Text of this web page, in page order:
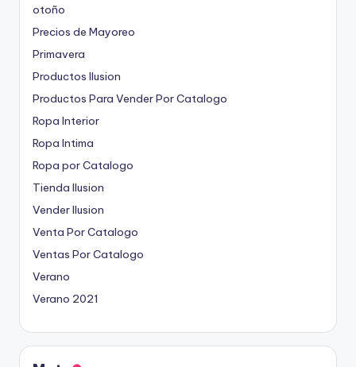
otoño
Precios de Mayoreo
Primavera
Productos Ilusion
Productos Para Vender Por Catalogo
Ropa Interior
Ropa Intima
Ropa por Catalogo
Tienda Ilusion
Vender Ilusion
Venta Por Catalogo
Ventas Por Catalogo
Verano
Verano 2021